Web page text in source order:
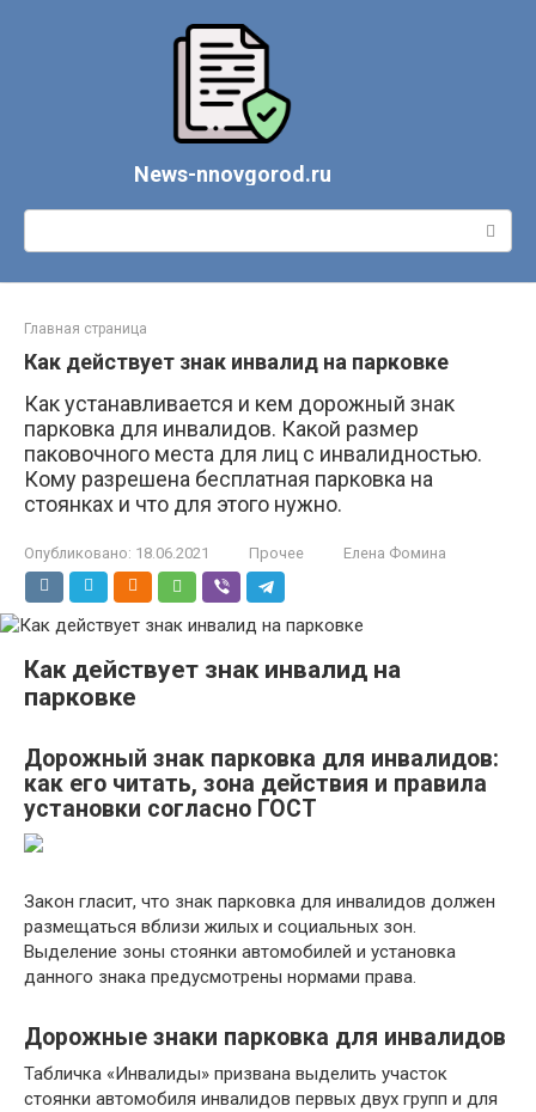
News-nnovgorod.ru
Поиск:
Главная страница
Как действует знак инвалид на парковке
Как устанавливается и кем дорожный знак
парковка для инвалидов. Какой размер
паковочного места для лиц с инвалидностью.
Кому разрешена бесплатная парковка на
стоянках и что для этого нужно.
Опубликовано: 18.06.2021 Прочее Елена Фомина
Как действует знак инвалид на
парковке
Дорожный знак парковка для инвалидов:
как его читать, зона действия и правила
установки согласно ГОСТ
Закон гласит, что знак парковка для инвалидов должен
размещаться вблизи жилых и социальных зон.
Выделение зоны стоянки автомобилей и установка
данного знака предусмотрены нормами права.
Дорожные знаки парковка для инвалидов
Табличка «Инвалиды» призвана выделить участок
стоянки автомобиля инвалидов первых двух групп и для